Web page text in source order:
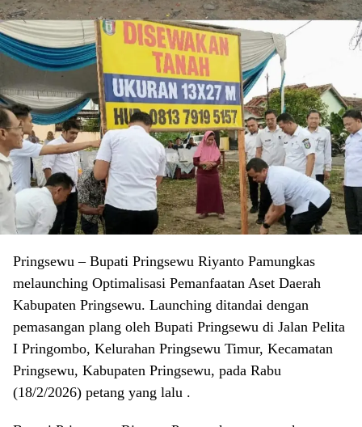
Pringsewu – Bupati Pringsewu Riyanto Pamungkas
melaunching Optimalisasi Pemanfaatan Aset Daerah
Kabupaten Pringsewu. Launching ditandai dengan
pemasangan plang oleh Bupati Pringsewu di Jalan Pelita
I Pringombo, Kelurahan Pringsewu Timur, Kecamatan
Pringsewu, Kabupaten Pringsewu, pada Rabu
(18/2/2026) petang yang lalu .